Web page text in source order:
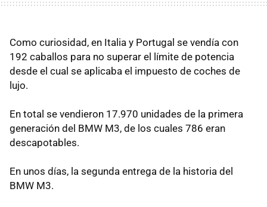
Como curiosidad, en Italia y Portugal se vendía con
192 caballos para no superar el límite de potencia
desde el cual se aplicaba el impuesto de coches de
lujo.
En total se vendieron 17.970 unidades de la primera
generación del BMW M3, de los cuales 786 eran
descapotables.
En unos días, la segunda entrega de la historia del
BMW M3.